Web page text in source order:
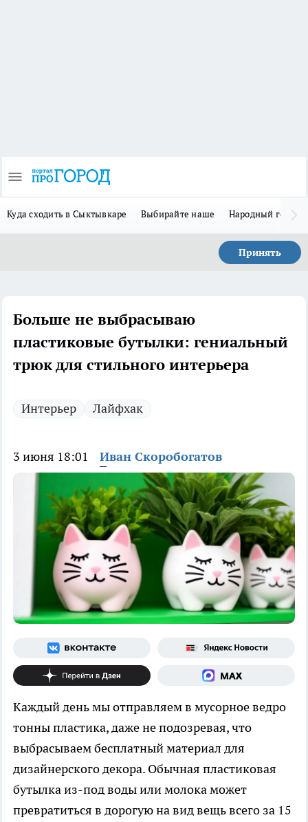
Куда сходить в Сыктывкаре Выбирайте наше Народный герой-
Принять
Больше не выбрасываю
пластиковые бутылки: гениальный
трюк для стильного интерьера
Интерьер Лайфхак
3 июня 18:01 Иван Скоробогатов
Каждый день мы отправляем в мусорное ведро
тонны пластика, даже не подозревая, что
выбрасываем бесплатный материал для
дизайнерского декора. Обычная пластиковая
бутылка из-под воды или молока может
превратиться в дорогую на вид вещь всего за 15